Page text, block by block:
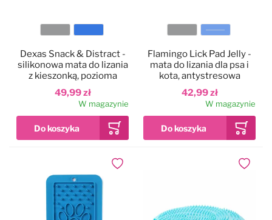
Kolor
49,99 zł
Dexas Snack & Distract -
silikonowa mata do lizania
z kieszonką, pozioma
W magazynie
Kolor
42,99 zł
Flamingo Lick Pad Jelly -
mata do lizania dla psa i
kota, antystresowa
W magazynie
Dodaj do ulubionych Dodaj